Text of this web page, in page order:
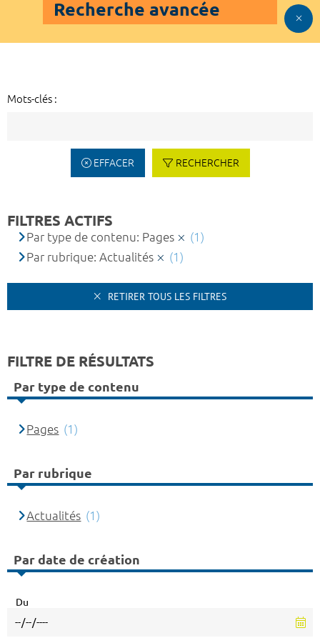
Recherche avancée
Mots-clés :
EFFACER RECHERCHER
FILTRES ACTIFS
Par type de contenu: Pages
(1)
Par rubrique: Actualités
(1)
RETIRER TOUS LES FILTRES
FILTRE DE RÉSULTATS
Par type de contenu
Pages (1)
Par rubrique
Actualités (1)
Par date de création
Du